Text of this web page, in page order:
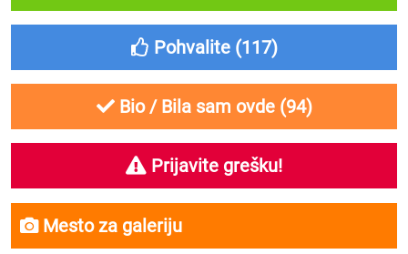
Pohvalite (117)
Bio / Bila sam ovde (94)
Prijavite grešku!
Mesto za galeriju